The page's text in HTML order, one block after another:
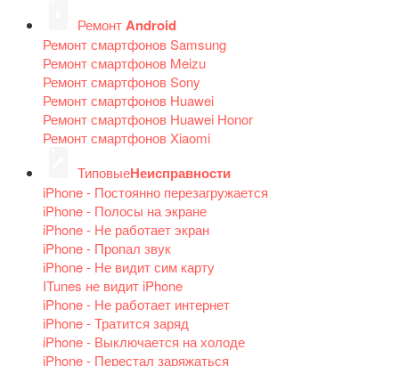
РемонтAndroid
Ремонт смартфонов Samsung
Ремонт смартфонов Meizu
Ремонт смартфонов Sony
Ремонт смартфонов Huawei
Ремонт смартфонов Huawei Honor
Ремонт смартфонов Xiaomi
ТиповыеНеисправности
iPhone - Постоянно перезагружается
iPhone - Полосы на экране
iPhone - Не работает экран
iPhone - Пропал звук
iPhone - Не видит сим карту
ITunes не видит iPhone
iPhone - Не работает интернет
iPhone - Тратится заряд
iPhone - Выключается на холоде
iPhone - Перестал заряжаться